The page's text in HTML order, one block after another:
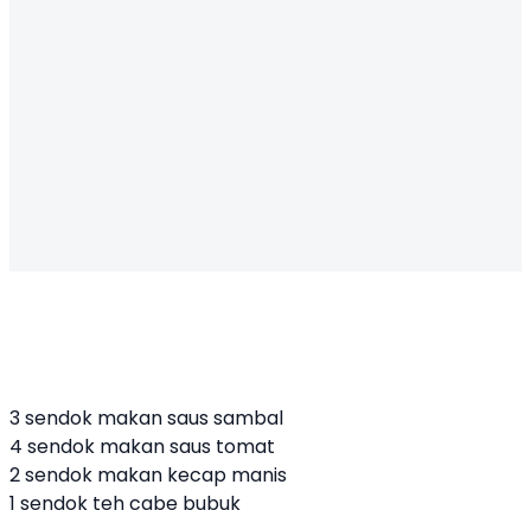
3 sendok makan saus sambal
4 sendok makan saus tomat
2 sendok makan kecap manis
1 sendok teh cabe bubuk